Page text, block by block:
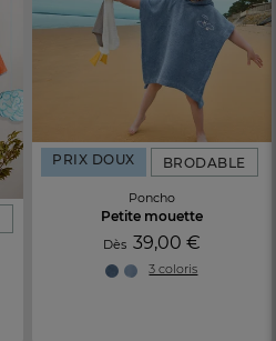
PRIX DOUX BRODABLE
Poncho
Petite mouette
Dès 39,00 €
3 coloris